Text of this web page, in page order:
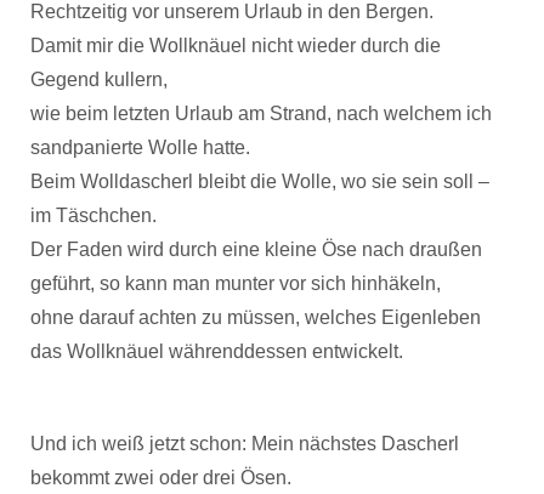
Rechtzeitig vor unserem Urlaub in den Bergen.
Damit mir die Wollknäuel nicht wieder durch die
Gegend kullern,
wie beim letzten Urlaub am Strand, nach welchem ich
sandpanierte Wolle hatte.
Beim Wolldascherl bleibt die Wolle, wo sie sein soll –
im Täschchen.
Der Faden wird durch eine kleine Öse nach draußen
geführt, so kann man munter vor sich hinhäkeln,
ohne darauf achten zu müssen, welches Eigenleben
das Wollknäuel währenddessen entwickelt.
Und ich weiß jetzt schon: Mein nächstes Dascherl
bekommt zwei oder drei Ösen.